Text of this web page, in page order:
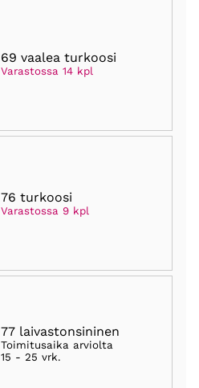
69 vaalea turkoosi
Varastossa 14 kpl
76 turkoosi
Varastossa 9 kpl
77 laivastonsininen
Toimitusaika arviolta
15 - 25 vrk.